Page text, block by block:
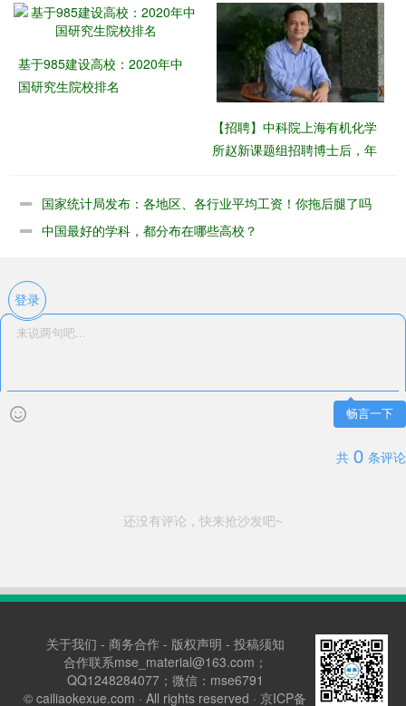
基于985建设高校：2020年中
国研究生院校排名
【招聘】​中科院上海有机化学
所赵新课题组招聘博士后，年
国家统计局发布：各地区、各行业平均工资！你拖后腿了吗
中国最好的学科，都分布在哪些高校？
登录
畅言一下
共 0 条评论
还没有评论，快来抢沙发吧~
关于我们 - 商务合作- 版权声明 - 投稿须知
合作联系mse_material@163.com；
QQ1248284077；微信：mse6791
© cailiaokexue.com · All rights reserved · 京ICP备